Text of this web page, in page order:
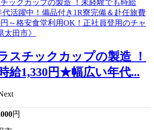
スチックカップの製造 ！
給1,330円★幅広い年代...
円